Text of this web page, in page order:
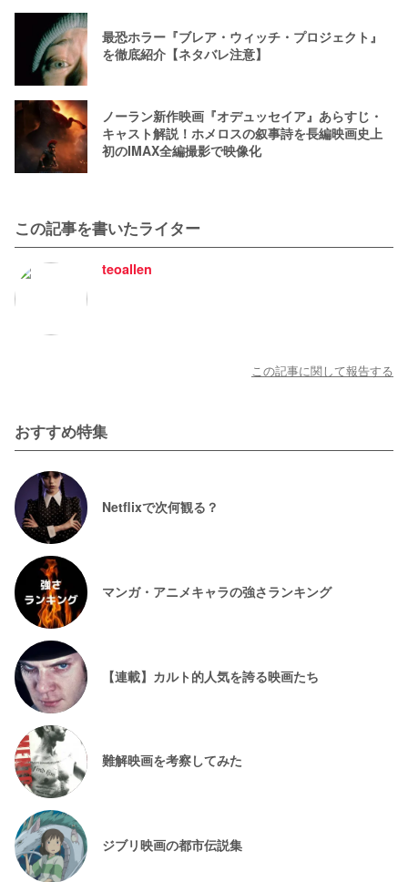
最恐ホラー『ブレア・ウィッチ・プロジェクト』
を徹底紹介【ネタバレ注意】
ノーラン新作映画『オデュッセイア』あらすじ・
キャスト解説！ホメロスの叙事詩を長編映画史上
初のIMAX全編撮影で映像化
この記事を書いたライター
teoallen
この記事に関して報告する
おすすめ特集
Netflixで次何観る？
マンガ・アニメキャラの強さランキング
【連載】カルト的人気を誇る映画たち
難解映画を考察してみた
ジブリ映画の都市伝説集